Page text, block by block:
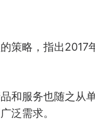
策略，指出2017
和服务也随之从
泛需求。